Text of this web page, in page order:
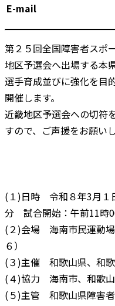
E-mail
第２５回全国障害者スポ
地区予選会へ出場する本
選手育成並びに強化を目
開催します。
近畿地区予選会への切符
すので、ご声援をお願い
(１)日時 令和８年3月１
分 試合開始：午前11時
(２)会場 海南市民運動
６）
(３)主催 和歌山県、和
(４)協力 海南市、和歌
(５)主管 和歌山県障害